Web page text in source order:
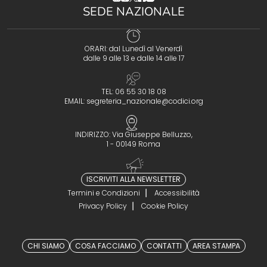
SEDE NAZIONALE
ORARI: dal Lunedì al Venerdì
dalle 9 alle 13 e dalle 14 alle 17
TEL: 06 55 30 18 08
EMAIL: segreteria_nazionale@codici.org
INDIRIZZO: Via Giuseppe Belluzzo,
1 - 00149 Roma
ISCRIVITI ALLA NEWSLETTER
Termini e Condizioni
Accessibilità
Privacy Policy
Cookie Policy
CHI SIAMO COSA FACCIAMO CONTATTI AREA STAMPA